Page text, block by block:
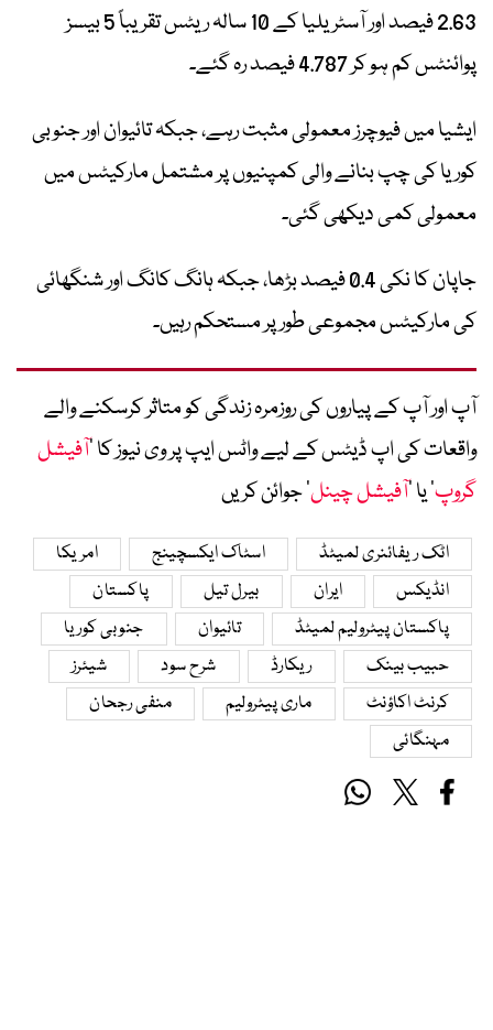
2.63 فیصد اور آسٹریلیا کے 10 سالہ ریٹس تقریباً 5 بیسز
پوائنٹس کم ہو کر 4.787 فیصد رہ گئے۔
ایشیا میں فیوچرز معمولی مثبت رہے، جبکہ تائیوان اور جنوبی
کوریا کی چپ بنانے والی کمپنیوں پر مشتمل مارکیٹس میں
معمولی کمی دیکھی گئی۔
جاپان کا نکی 0.4 فیصد بڑھا، جبکہ ہانگ کانگ اور شنگھائی
کی مارکیٹس مجموعی طور پر مستحکم رہیں۔
آپ اور آپ کے پیاروں کی روزمرہ زندگی کو متاثر کرسکنے والے
واقعات کی اپ ڈیٹس کے لیے واٹس ایپ پر وی نیوز کا ’آفیشل
گروپ‘ یا ’آفیشل چینل‘ جوائن کریں
اٹک ریفائنری لمیٹڈ اسٹاک ایکسچینج
امریکا
انڈیکس
ایران بیرل تیل
پاکستان
پاکستان پیٹرولیم لمیٹڈ
تائیوان
جنوبی کوریا
حبیب بینک
ریکارڈ شرح سود
شیئرز
کرنٹ اکاؤنٹ
ماری پیٹرولیم
منفی رجحان
مہنگائی